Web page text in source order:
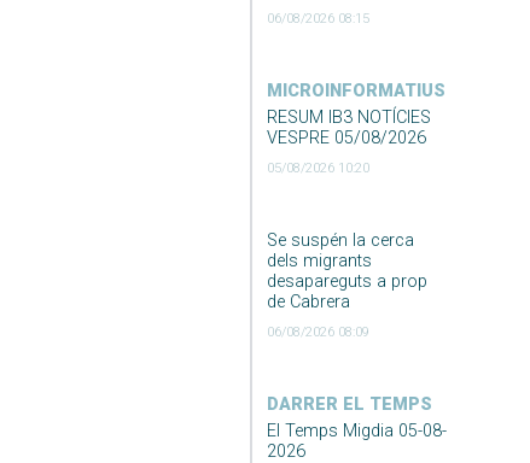
06/08/2026 08:15
MICROINFORMATIUS
RESUM IB3 NOTÍCIES
VESPRE 05/08/2026
05/08/2026 10:20
Se suspén la cerca
dels migrants
desapareguts a prop
de Cabrera
06/08/2026 08:09
DARRER EL TEMPS
El Temps Migdia 05-08-
2026